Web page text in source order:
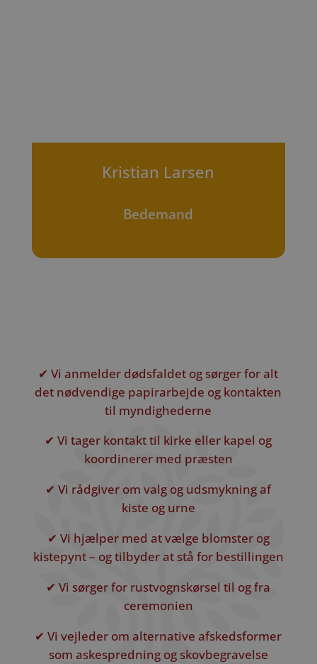
Kristian Larsen
Bedemand
✔ Vi anmelder dødsfaldet og sørger for alt
det nødvendige papirarbejde og kontakten
til myndighederne
✔ Vi tager kontakt til kirke eller kapel og
koordinerer med præsten
✔ Vi rådgiver om valg og udsmykning af
kiste og urne
✔ Vi hjælper med at vælge blomster og
kistepynt – og tilbyder at stå for bestillingen
✔ Vi sørger for rustvognskørsel til og fra
ceremonien
✔ Vi vejleder om alternative afskedsformer
som askespredning og skovbegravelse